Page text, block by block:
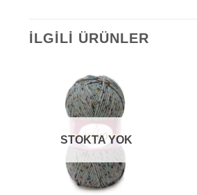
İLGILI ÜRÜNLER
STOKTA YOK